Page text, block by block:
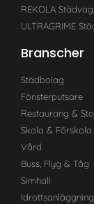
REKOLA
ULTRAGRIME
Branscher
Städbolag
Fönsterputsare
Restaurang &
Skola & Förskola
Vård
Buss, Flyg & Tåg
Simhall
Idrottsanläggning